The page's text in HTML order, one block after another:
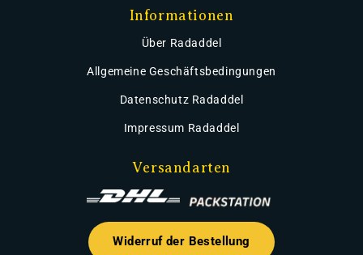
Informationen
Über Radaddel
Allgemeine Geschäftsbedingungen
Datenschutz Radaddel
Impressum Radaddel
Versandarten
Widerruf der Bestellung